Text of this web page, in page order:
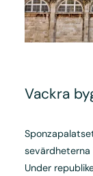
Vackra
Under